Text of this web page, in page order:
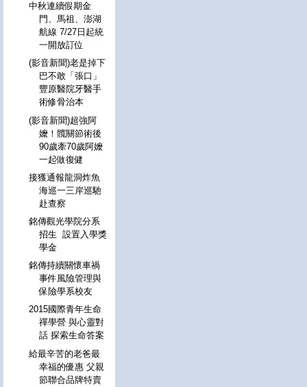
中秋連續假期金
門、馬祖、澎湖
航線 7/27日起統
一開放訂位
(影音新聞)老是掉下
巴不敢「張口」
豐原醫院牙醫手
術修骨治本
(影音新聞)超強阿
嬤！髖關節術後
90歲牽70歲阿嬤
一起做復健
接獲通報龍洞炸魚
海巡一三岸巡馳
赴查察
銘傳觀光學院分系
招生 設置入學獎
學金
銘傳持續關懷車禍
事件風險管理與
保險學系校友
2015國際青年生命
禪學營 與心靈對
話 探索生命答案
給最辛苦的老爸最
幸福的優惠 父親
節聯合品牌特賣